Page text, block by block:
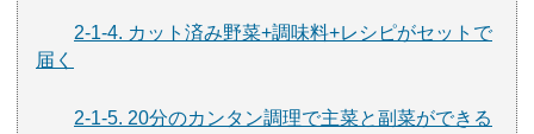
2-1-4. カット済み野菜+調味料+レシピがセットで
届く
2-1-5. 20分のカンタン調理で主菜と副菜ができる